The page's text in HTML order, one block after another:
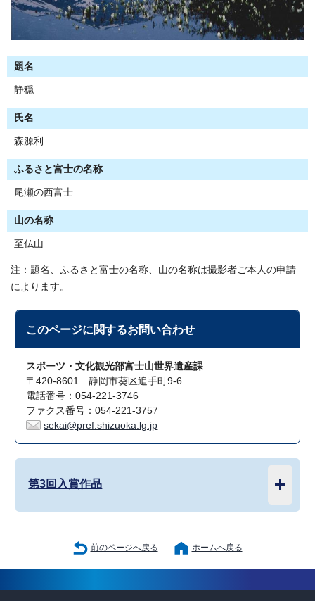
題名
静穏
氏名
森源利
ふるさと富士の名称
尾瀬の西富士
山の名称
至仏山
注：題名、ふるさと富士の名称、山の名称は撮影者ご本人の申請
によります。
このページに関するお問い合わせ
スポーツ・文化観光部富士山世界遺産課
〒420-8601 静岡市葵区追手町9-6
電話番号：054-221-3746
ファクス番号：054-221-3757
sekai@pref.shizuoka.lg.jp
第3回入賞作品
前のページへ戻る ホームへ戻る